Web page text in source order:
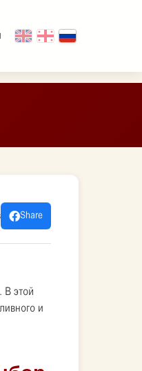
Share
В этой
и